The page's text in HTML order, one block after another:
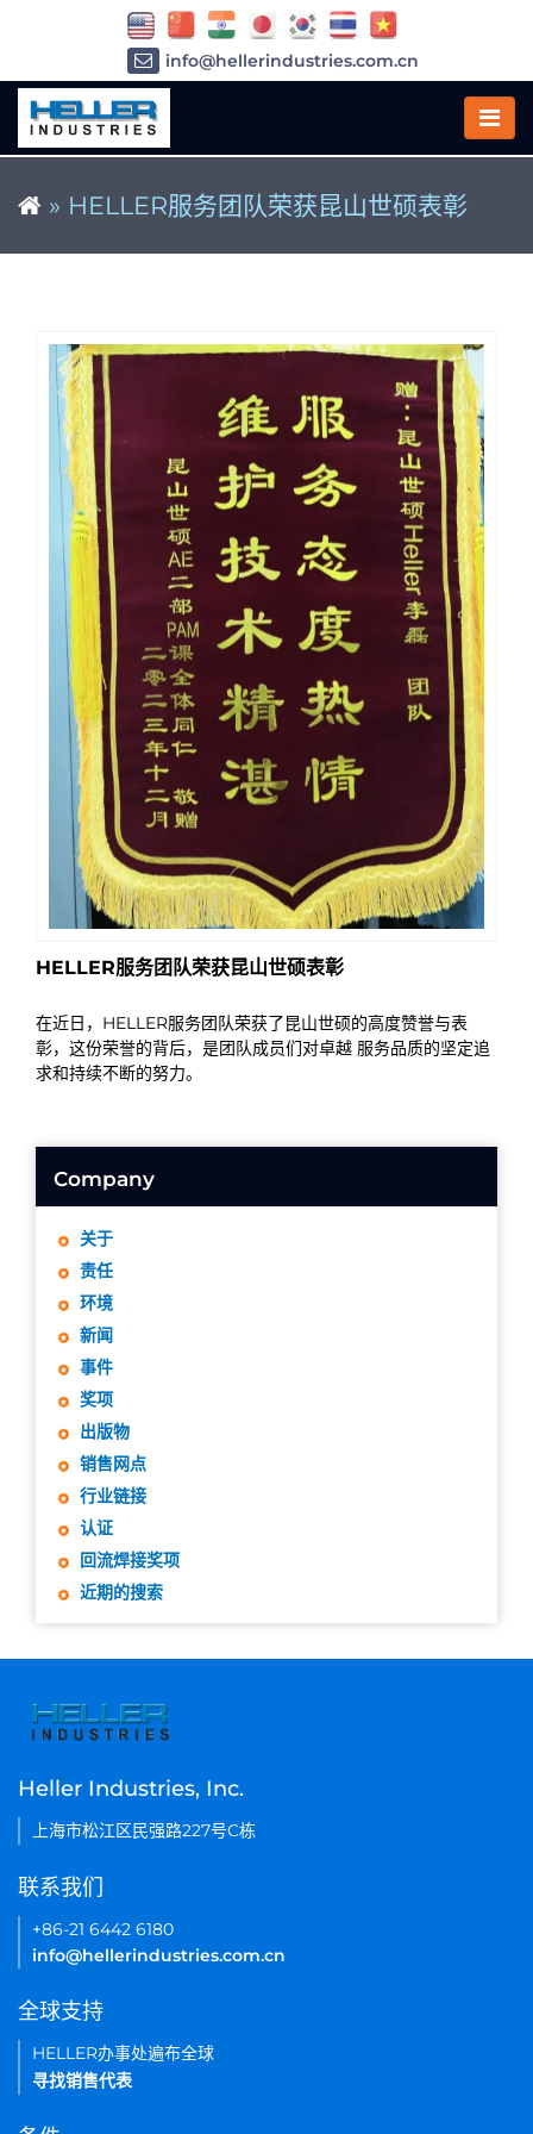
» HELLER服务团队荣获昆山世硕表彰
HELLER服务团队荣获昆山世硕表彰
在近日，HELLER服务团队荣获了昆山世硕的高度赞誉与表
彰，这份荣誉的背后，是团队成员们对卓越 服务品质的坚定追
求和持续不断的努力。
Company
关于
责任
环境
新闻
事件
奖项
出版物
销售网点
行业链接
认证
回流焊接奖项
近期的搜索
info@hellerindustries.com.cn
Heller Industries, Inc.
上海市松江区民强路227号C栋
联系我们
+86-21 6442 6180
info@hellerindustries.com.cn
全球支持
HELLER办事处遍布全球
寻找销售代表